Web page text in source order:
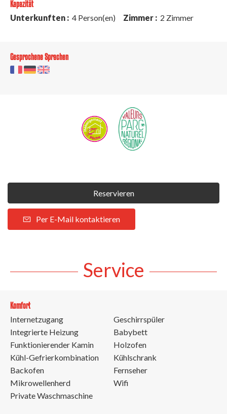
Kapazität
Unterkunften : 4 Person(en) Zimmer : 2 Zimmer
Gesprochene Sprachen
Reservieren
Per E-Mail kontaktieren
Service
Komfort
Internetzugang
Integrierte Heizung
Funktionierender Kamin
Kühl-Gefrierkombination
Backofen
Mikrowellenherd
Private Waschmaschine
Geschirrspüler
Babybett
Holzofen
Kühlschrank
Fernseher
Wifi